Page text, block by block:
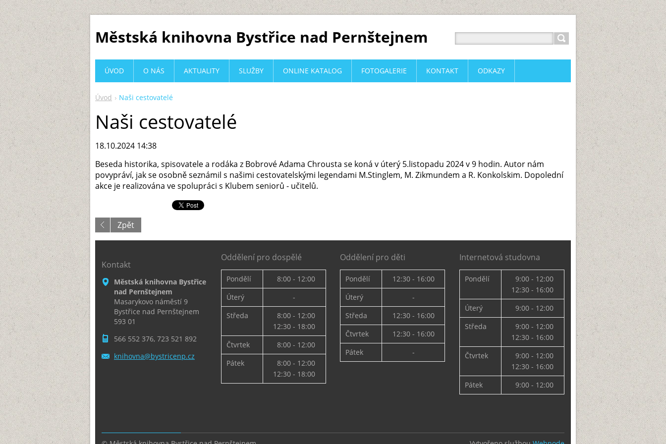
Městská knihovna Bystřice nad Pernštejnem
Úvod Naši cestovatelé
Naši cestovatelé
18.10.2024 14:38
Beseda historika, spisovatele a rodáka z Bobrové Adama Chrousta se koná v úterý 5.listopadu 2024 v 9 hodin. Autor nám
povypráví, jak se osobně seznámil s našimi cestovatelskými legendami M.Stinglem, M. Zikmundem a R. Konkolskim. Dopolední
akce je realizována ve spolupráci s Klubem seniorů - učitelů.
Zpět
ÚVOD O NÁS AKTUALITY SLUŽBY ONLINE KATALOG FOTOGALERIE KONTAKT ODKAZY
Kontakt
Městská knihovna Bystřice
nad Pernštejnem
Masarykovo náměstí 9
Bystřice nad Pernštejnem
593 01
566 552 376, 723 521 892
knihovna@bystricenp.cz
Oddělení pro dospělé
Pondělí
8:00 - 12:00
Úterý
-
Středa
8:00 - 12:00
12:30 - 18:00
Čtvrtek
8:00 - 12:00
Pátek
8:00 - 12:00
12:30 - 18:00
Oddělení pro děti
Pondělí
12:30 - 16:00
Úterý
-
Středa
12:30 - 16:00
Čtvrtek
12:30 - 16:00
Pátek
-
Internetová studovna
Pondělí
9:00 - 12:00
12:30 - 16:00
Úterý
9:00 - 12:00
Středa
9:00 - 12:00
12:30 - 16:00
Čtvrtek
9:00 - 12:00
12:30 - 16:00
Pátek
9:00 - 12:00